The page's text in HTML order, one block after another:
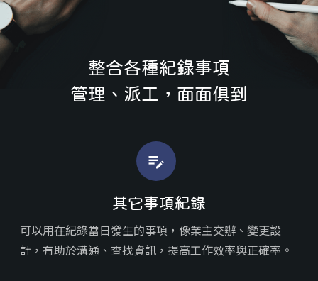
整合各種紀錄事項
管理、派工，面面俱到
edit_note
其它事項紀錄
可以用在紀錄當日發生的事項，像業主交辦、變更設
計，有助於溝通、查找資訊，提高工作效率與正確率。